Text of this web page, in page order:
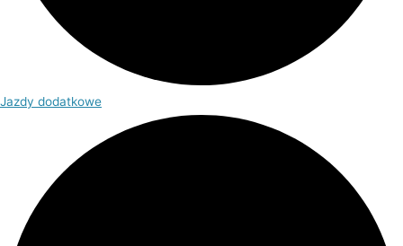
Jazdy dodatkowe